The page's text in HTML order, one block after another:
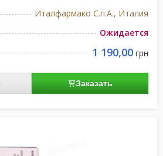
Италфармако С.п.А., Италия
Ожидается
1 190,00 грн
Заказать